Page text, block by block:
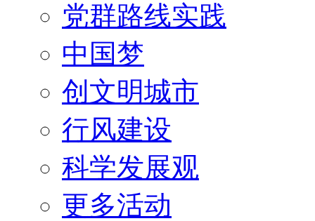
党群路线实践
中国梦
创文明城市
行风建设
科学发展观
更多活动